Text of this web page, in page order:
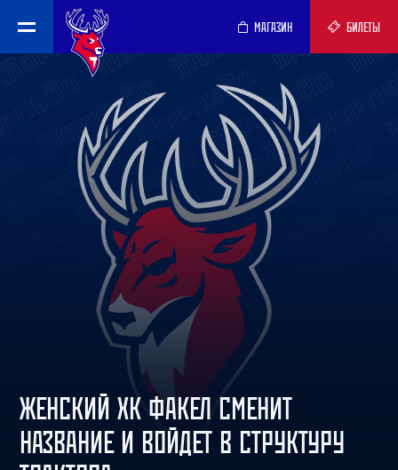
МАГАЗИН БИЛЕТЫ
ЖЕНСКИЙ ХК ФАКЕЛ СМЕНИТ
НАЗВАНИЕ И ВОЙДЕТ В СТРУКТУРУ